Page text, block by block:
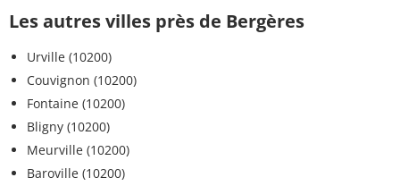
Les autres villes près de Bergères
Urville (10200)
Couvignon (10200)
Fontaine (10200)
Bligny (10200)
Meurville (10200)
Baroville (10200)